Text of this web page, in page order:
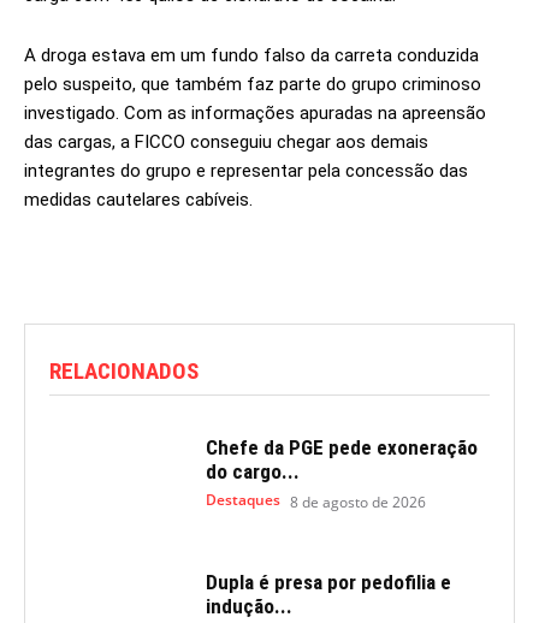
A droga estava em um fundo falso da carreta conduzida
pelo suspeito, que também faz parte do grupo criminoso
investigado. Com as informações apuradas na apreensão
das cargas, a FICCO conseguiu chegar aos demais
integrantes do grupo e representar pela concessão das
medidas cautelares cabíveis.
RELACIONADOS
Chefe da PGE pede exoneração
do cargo...
Destaques 8 de agosto de 2026
Dupla é presa por pedofilia e
indução...